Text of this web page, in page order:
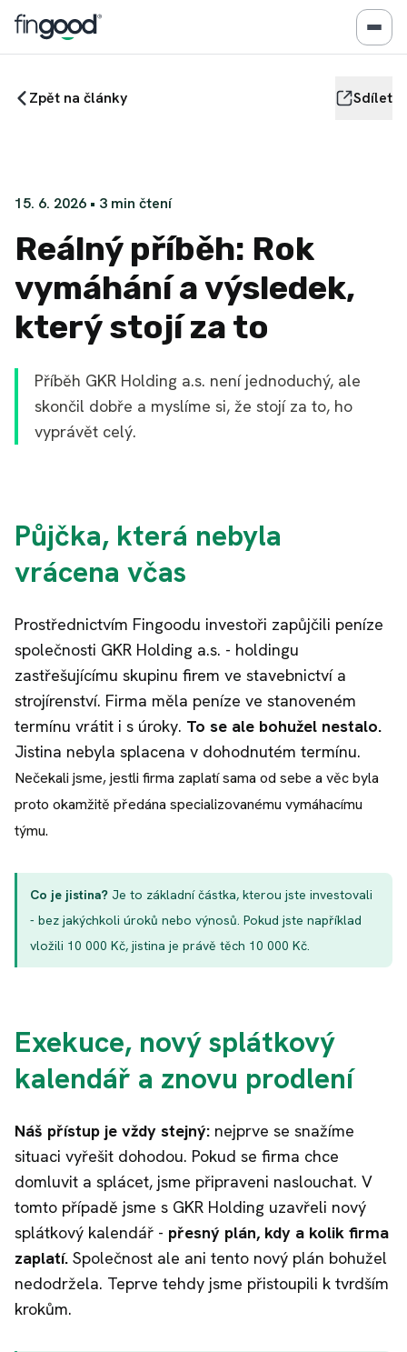
Zpět na články Sdílet
15. 6. 2026 • 3 min čtení
Reálný příběh: Rok
vymáhání a výsledek,
který stojí za to
Příběh GKR Holding a.s. není jednoduchý, ale
skončil dobře a myslíme si, že stojí za to, ho
vyprávět celý.
Půjčka, která nebyla
vrácena včas
Prostřednictvím Fingoodu investoři zapůjčili peníze
společnosti GKR Holding a.s. - holdingu
zastřešujícímu skupinu firem ve stavebnictví a
strojírenství. Firma měla peníze ve stanoveném
termínu vrátit i s úroky. To se ale bohužel nestalo.
Jistina nebyla splacena v dohodnutém termínu.
Nečekali jsme, jestli firma zaplatí sama od sebe a věc byla
proto okamžitě předána specializovanému vymáhacímu
týmu.
Co je jistina? Je to základní částka, kterou jste investovali
- bez jakýchkoli úroků nebo výnosů. Pokud jste například
vložili 10 000 Kč, jistina je právě těch 10 000 Kč.
Exekuce, nový splátkový
kalendář a znovu prodlení
Náš přístup je vždy stejný: nejprve se snažíme
situaci vyřešit dohodou. Pokud se firma chce
domluvit a splácet, jsme připraveni naslouchat. V
tomto případě jsme s GKR Holding uzavřeli nový
splátkový kalendář - přesný plán, kdy a kolik firma
zaplatí. Společnost ale ani tento nový plán bohužel
nedodržela. Teprve tehdy jsme přistoupili k tvrdším
krokům.